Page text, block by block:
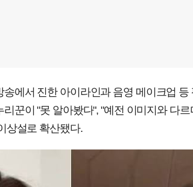
에서 진한 아이라인과 음영 메이크업 등
꾼이 "못 알아봤다", "예전 이미지와 다
상설로 확산됐다.